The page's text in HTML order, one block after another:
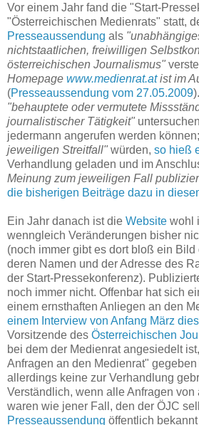
Vor einem Jahr fand die "Start-
"Österreichischen Medienrats" statt,
Presseaussendung als
nichtstaatlichen, freiwilligen
österreichischen Journalismus"
Homepage www.medienrat.atist im
(Presseaussendung vom 27.05.2009
"behauptete oder vermutete
journalistischer Tätigkeit"
jedermann angerufen werden können;
jeweiligen Streitfall" würden, so hieß
Verhandlung geladen und im
Meinung zum jeweiligen Fall
die bisherigen Beiträge dazu in
Ein Jahr danach ist die Website wohl
wenngleich Veränderungen bisher
(noch immer gibt es dort bloß ein
deren Namen und der Adresse des
der Start-Pressekonferenz).
noch immer nicht. Offenbar hat sich
einem ernsthaften Anliegen an den
einem Interview von Anfang März
Vorsitzende des Österreichischen
bei dem der Medienrat angesiedelt
Anfragen an den Medienrat"
allerdings keine zur Verhandlung
Verständlich, wenn alle Anfragen
waren wie jener Fall, den der ÖJC
Presseaussendung öffentlich